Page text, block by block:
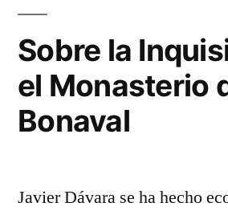
mayo
Sobre la
el Monasterio
Bonaval
Javier Dávara se ha hecho